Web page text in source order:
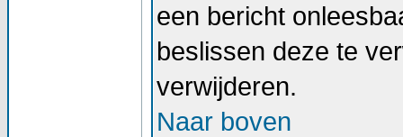
een bericht
beslissen deze te
verwijderen.
Naar boven